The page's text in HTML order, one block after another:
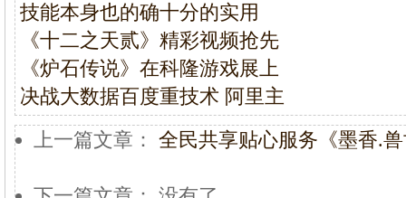
技能本身也的确十分的实用
《十二之天贰》精彩视频抢先
《炉石传说》在科隆游戏展上
决战大数据百度重技术 阿里主
上一篇文章： 全民共享贴心服务《墨香.